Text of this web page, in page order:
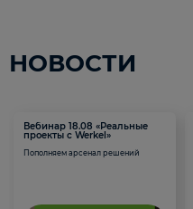
НОВОСТИ
Вебинар 18.08 «Реальные
проекты с Werkel»
Пополняем арсенал решений